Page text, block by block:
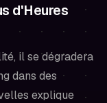
d'Heures
il se dégradera
dans des
explique